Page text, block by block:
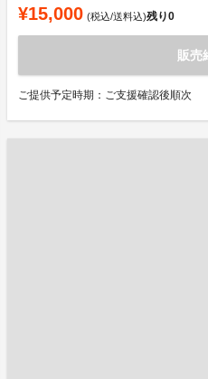
¥15,000 (税込/送料込)残り0
販売
ご提供予定時期：ご支援確認後順次